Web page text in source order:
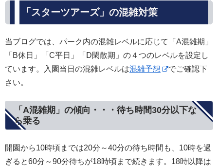
「スターツアーズ」の混雑対策
当ブログでは、パーク内の混雑レベルに応じて「A混雑期」
「B休日」「C平日」「D閑散期」の４つのレベルを設定し
ています。入園当日の混雑レベルは混雑予想
でご確認下
さい。
「A混雑期」の傾向・・・待ち時間30分以下な
ら乗る
開園から10時頃までは20分～40分の待ち時間も、10時を過
ぎると60分～90分待ちが18時頃まで続きます。18時以降は